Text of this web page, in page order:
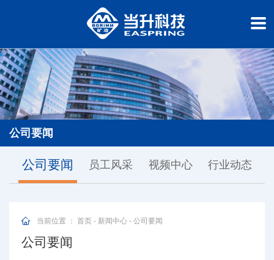
公司要闻
公司要闻 员工风采 视频中心 行业动态
当前位置 ： 首页 - 新闻中心 - 公司要闻
公司要闻